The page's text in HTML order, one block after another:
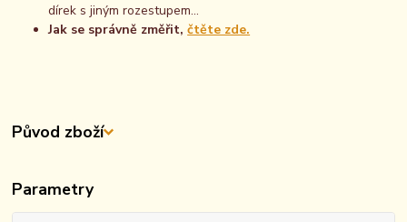
dírek s jiným rozestupem...
Jak se správně změřit,čtěte zde.
Původ zboží
Parametry